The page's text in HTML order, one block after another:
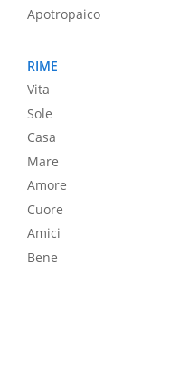
Apotropaico
RIME
Vita
Sole
Casa
Mare
Amore
Cuore
Amici
Bene